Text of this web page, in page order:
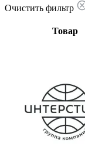
Очистить фильтр
Товар